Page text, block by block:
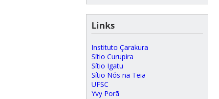
Links
Instituto Çarakura
Sítio Curupira
Sítio Igatu
Sítio Nós na Teia
UFSC
Yvy Porã